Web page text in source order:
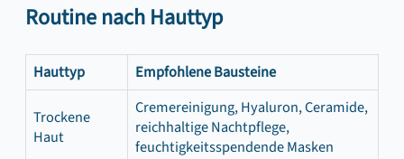
Routine nach Hauttyp
Hauttyp Empfohlene Bausteine
Trockene
Haut
Cremereinigung, Hyaluron, Ceramide,
reichhaltige Nachtpflege,
feuchtigkeitsspendende Masken